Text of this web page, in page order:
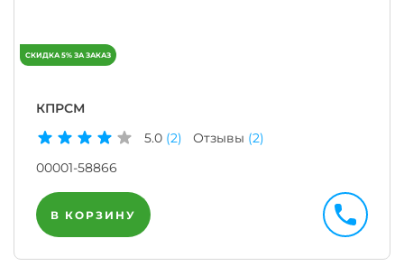
КПРСМ
5.0 (2) Отзывы (2)
00001-58866
В КОРЗИНУ